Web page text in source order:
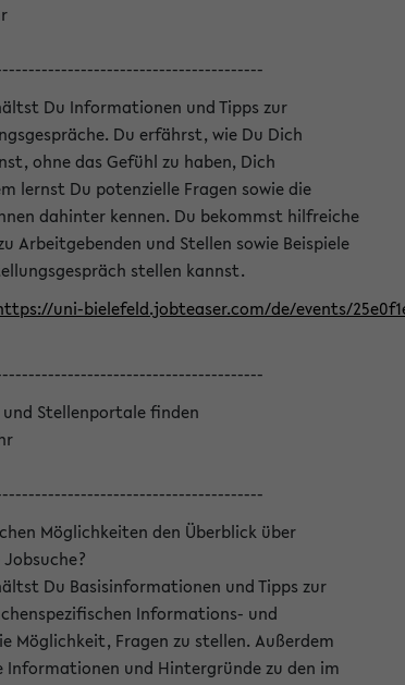
Du Informationen und Tipps zur
Du erfährst, wie Du Dich
ohne das Gefühl zu haben, Dich
lernst Du potenzielle Fragen sowie die
dahinter kennen. Du bekommst hilfreiche
Arbeitgebenden und Stellen sowie Beispiele
stellen kannst.
uni-bielefeld.jobteaser.com/de/events/
Stellenportale finden
Möglichkeiten den Überblick über
Du Basisinformationen und Tipps zur
Informations- und
Möglichkeit, Fragen zu stellen. Außerdem
und Hintergründe zu den im